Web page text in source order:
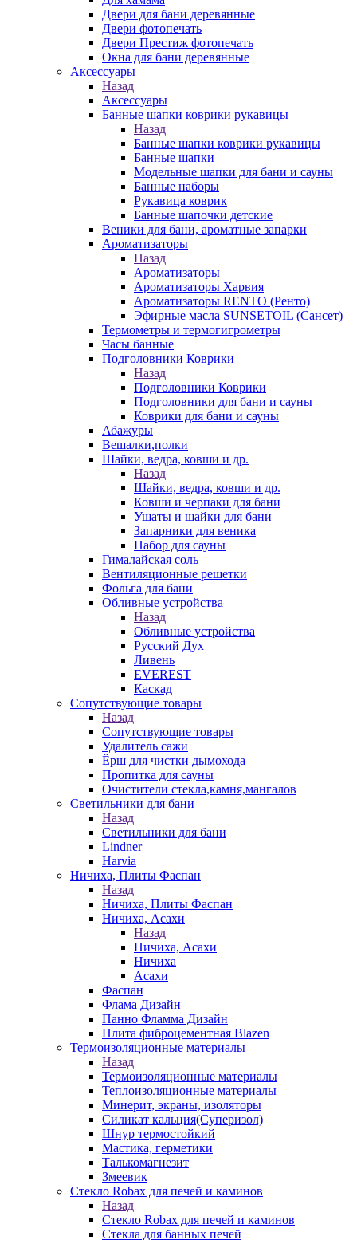
Двери для бани деревянные
Двери фотопечать
Двери Престиж фотопечать
Окна для бани деревянные
Аксессуары
Назад
Аксессуары
Банные шапки коврики рукавицы
Назад
Банные шапки коврики рукавицы
Банные шапки
Модельные шапки для бани и сауны
Банные наборы
Рукавица коврик
Банные шапочки детские
Веники для бани, ароматные запарки
Ароматизаторы
Назад
Ароматизаторы
Ароматизаторы Харвия
Ароматизаторы RENTO (Ренто)
Эфирные масла SUNSETOIL (Сансет)
Термометры и термогигрометры
Часы банные
Подголовники Коврики
Назад
Подголовники Коврики
Подголовники для бани и сауны
Коврики для бани и сауны
Абажуры
Вешалки,полки
Шайки, ведра, ковши и др.
Назад
Шайки, ведра, ковши и др.
Ковши и черпаки для бани
Ушаты и шайки для бани
Запарники для веника
Набор для сауны
Гималайская соль
Вентиляционные решетки
Фольга для бани
Обливные устройства
Назад
Обливные устройства
Русский Дух
Ливень
EVEREST
Каскад
Сопутствующие товары
Назад
Сопутствующие товары
Удалитель сажи
Ёрш для чистки дымохода
Пропитка для сауны
Очистители стекла,камня,мангалов
Светильники для бани
Назад
Светильники для бани
Lindner
Harvia
Ничиха, Плиты Фаспан
Назад
Ничиха, Плиты Фаспан
Ничиха, Асахи
Назад
Ничиха, Асахи
Ничиха
Асахи
Фаспан
Флама Дизайн
Панно Фламма Дизайн
Плита фиброцементная Blazen
Термоизоляционные материалы
Назад
Термоизоляционные материалы
Теплоизоляционные материалы
Минерит, экраны, изоляторы
Силикат кальция(Суперизол)
Шнур термостойкий
Мастика, герметики
Талькомагнезит
Змеевик
Стекло Robax для печей и каминов
Назад
Стекло Robax для печей и каминов
Стекла для банных печей